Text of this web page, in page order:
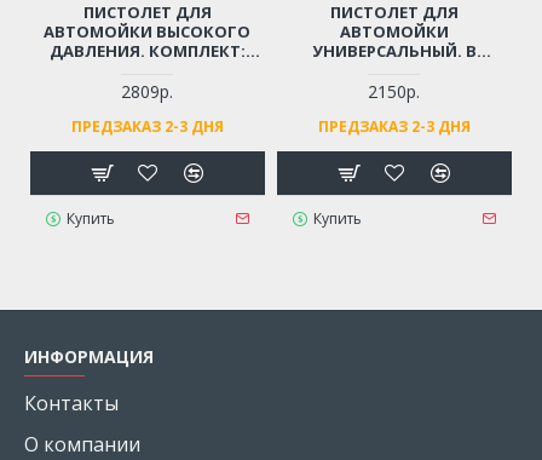
ПИСТОЛЕТ ДЛЯ
АВТОМОЙКИ ВЫСОКОГО
ДАВЛЕНИЯ. КОМПЛЕКТ:
РЕГУЛИРУЮЩЕЙ СТРУЮ
ВОДЫ (РЕЗЬБА М14)
2809р.
ПРЕДЗАКАЗ 2-3 ДНЯ
Купить
ПИСТОЛЕТ ДЛЯ
АВТОМОЙКИ
УНИВЕРСАЛЬНЫЙ. В
(РЕЗЬБА М22)
2150р.
ПРЕДЗАКАЗ 2-3 ДНЯ
Купить
ИНФОРМАЦИЯ
Контакты
О компании